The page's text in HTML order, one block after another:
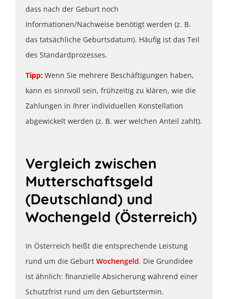
dass nach der Geburt noch
Informationen/Nachweise benötigt werden (z. B.
das tatsächliche Geburtsdatum). Häufig ist das Teil
des Standardprozesses.
Tipp: Wenn Sie mehrere Beschäftigungen haben,
kann es sinnvoll sein, frühzeitig zu klären, wie die
Zahlungen in Ihrer individuellen Konstellation
abgewickelt werden (z. B. wer welchen Anteil zahlt).
Vergleich zwischen
Mutterschaftsgeld
(Deutschland) und
Wochengeld (Österreich)
In Österreich heißt die entsprechende Leistung
rund um die Geburt Wochengeld. Die Grundidee
ist ähnlich: finanzielle Absicherung während einer
Schutzfrist rund um den Geburtstermin.